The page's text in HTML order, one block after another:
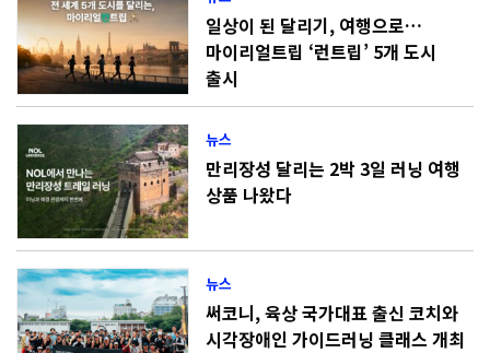
일상이 된 달리기, 여행으로…
마이리얼트립 ‘런트립’ 5개 도시
출시
뉴스
만리장성 달리는 2박 3일 러닝 여행
상품 나왔다
뉴스
써코니, 육상 국가대표 출신 코치와
시각장애인 가이드러닝 클래스 개최